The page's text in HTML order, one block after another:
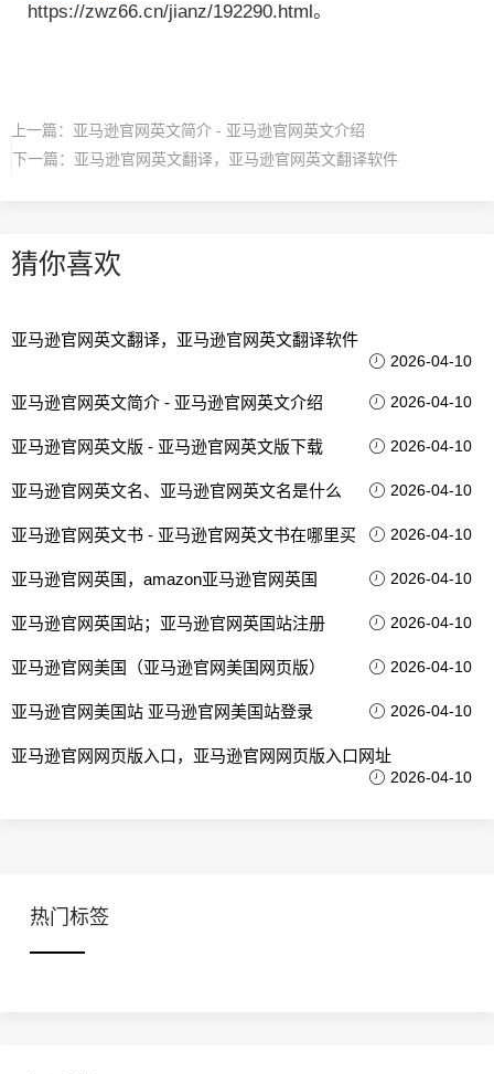
https://zwz66.cn/jianz/192290.html。
上一篇： 亚马逊官网英文简介 - 亚马逊官网英文介绍
下一篇： 亚马逊官网英文翻译，亚马逊官网英文翻译软件
猜你喜欢
亚马逊官网英文翻译，亚马逊官网英文翻译软件
2026-04-10
亚马逊官网英文简介 - 亚马逊官网英文介绍 2026-04-10
亚马逊官网英文版 - 亚马逊官网英文版下载 2026-04-10
亚马逊官网英文名、亚马逊官网英文名是什么 2026-04-10
亚马逊官网英文书 - 亚马逊官网英文书在哪里买 2026-04-10
亚马逊官网英国，amazon亚马逊官网英国 2026-04-10
亚马逊官网英国站；亚马逊官网英国站注册 2026-04-10
亚马逊官网美国（亚马逊官网美国网页版） 2026-04-10
亚马逊官网美国站 亚马逊官网美国站登录 2026-04-10
亚马逊官网网页版入口，亚马逊官网网页版入口网址
2026-04-10
热门标签